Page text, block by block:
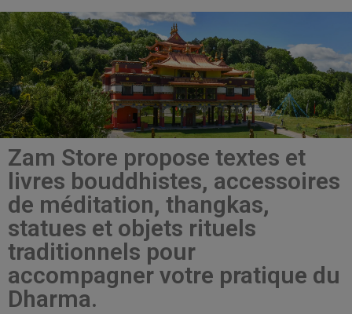
Zam Store propose textes et
livres bouddhistes, accessoires
de méditation, thangkas,
statues et objets rituels
traditionnels pour
accompagner votre pratique du
Dharma.